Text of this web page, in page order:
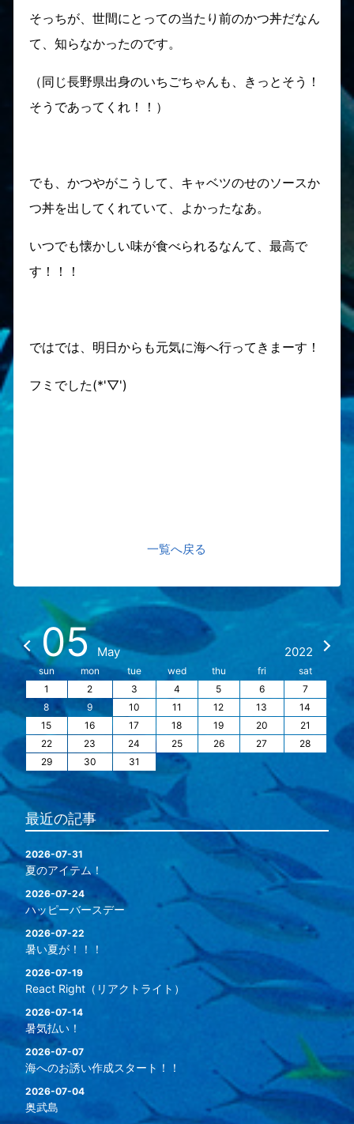
そっちが、世間にとっての当たり前のかつ丼だなん
て、知らなかったのです。
（同じ長野県出身のいちごちゃんも、きっとそう！
そうであってくれ！！）
でも、かつやがこうして、キャベツのせのソースか
つ丼を出してくれていて、よかったなあ。
いつでも懐かしい味が食べられるなんて、最高で
す！！！
ではでは、明日からも元気に海へ行ってきまーす！
フミでした(*'▽')
一覧へ戻る
05 May 2022
sun mon tue wed thu fri
sat
1
2 3 4 5 6
7
8
9 10 11 12 13
14
15
16 17 18 19 20
21
22
23 24 25 26 27
28
29
30 31
最近の記事
2026-07-31
夏のアイテム！
2026-07-24
ハッピーバースデー
2026-07-22
暑い夏が！！！
2026-07-19
React Right（リアクトライト）
2026-07-14
暑気払い！
2026-07-07
海へのお誘い作成スタート！！
2026-07-04
奥武島